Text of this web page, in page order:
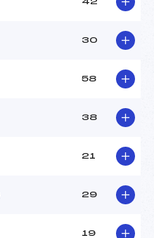
42
30
58
38
21
29
19